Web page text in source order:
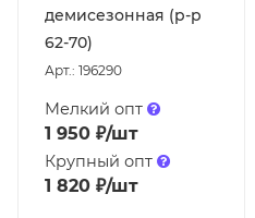
демисезонная (р-р
62-70)
Арт.: 196290
Мелкий опт
1 950 ₽/шт
Крупный опт
1 820 ₽/шт